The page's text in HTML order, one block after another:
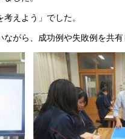
えよう」でした。
がら、成功例や失敗例を共